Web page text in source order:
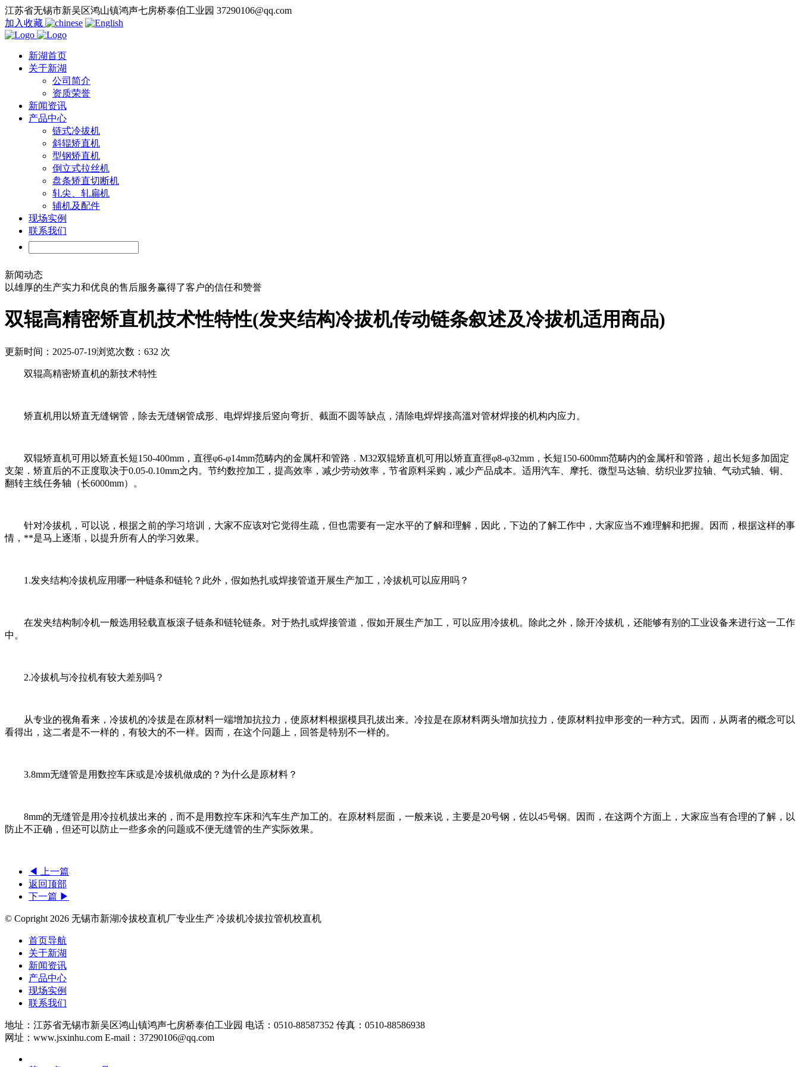
江苏省无锡市新吴区鸿山镇鸿声七房桥泰伯工业园 37290106@qq.com
加入收藏
新湖首页
关于新湖
公司简介
资质荣誉
新闻资讯
产品中心
链式冷拔机
斜辊矫直机
型钢矫直机
倒立式拉丝机
盘条矫直切断机
轧尖、轧扁机
辅机及配件
现场实例
联系我们
新闻动态
以雄厚的生产实力和优良的售后服务赢得了客户的信任和赞誉
双辊高精密矫直机技术性特性(发夹结构冷拔机传动链条叙述及冷拔机适用商品)
更新时间：2025-07-19浏览次数：632 次
双辊高精密矫直机的新技术特性
矫直机用以矫直无缝钢管，除去无缝钢管成形、电焊焊接后竖向弯折、截面不圆等缺点，清除电焊焊接高溫对管材焊接的机构内应力。
双辊矫直机可用以矫直长短150-400mm，直徑φ6-φ14mm范畴内的金属杆和管路．M32双辊矫直机可用以矫直直徑φ8-φ32mm，长短150-600mm范畴内的金属杆和管路，超出长短多加固定
支架．矫直后的不正度取决于0.05-0.10mm之内。节约数控加工，提高效率，减少劳动效率，节省原料采购，减少产品成本。适用汽车、摩托、微型马达轴、纺织业罗拉轴、气动式轴、铜、
翻转主线任务轴（长6000mm）。
针对冷拔机，可以说，根据之前的学习培训，大家不应该对它觉得生疏，但也需要有一定水平的了解和理解，因此，下边的了解工作中，大家应当不难理解和把握。因而，根据这样的事
情，**是马上逐渐，以提升所有人的学习效果。
1.发夹结构冷拔机应用哪一种链条和链轮？此外，假如热扎或焊接管道开展生产加工，冷拔机可以应用吗？
在发夹结构制冷机一般选用轻载直板滚子链条和链轮链条。对于热扎或焊接管道，假如开展生产加工，可以应用冷拔机。除此之外，除开冷拔机，还能够有别的工业设备来进行这一工作
中。
2.冷拔机与冷拉机有较大差别吗？
从专业的视角看来，冷拔机的冷拔是在原材料一端增加抗拉力，使原材料根据模貝孔拔出来。冷拉是在原材料两头增加抗拉力，使原材料拉申形变的一种方式。因而，从两者的概念可以
看得出，这二者是不一样的，有较大的不一样。因而，在这个问题上，回答是特别不一样的。
3.8mm无缝管是用数控车床或是冷拔机做成的？为什么是原材料？
8mm的无缝管是用冷拉机拔出来的，而不是用数控车床和汽车生产加工的。在原材料层面，一般来说，主要是20号钢，佐以45号钢。因而，在这两个方面上，大家应当有合理的了解，以
防止不正确，但还可以防止一些多余的问题或不便无缝管的生产实际效果。
◀ 上一篇
返回顶部
下一篇 ▶
© Copright 2026 无锡市新湖冷拔校直机厂专业生产 冷拔机冷拔拉管机校直机
首页导航
关于新湖
新闻资讯
产品中心
现场实例
联系我们
地址：江苏省无锡市新吴区鸿山镇鸿声七房桥泰伯工业园 电话：0510-88587352 传真：0510-88586938
网址：www.jsxinhu.com E-mail：37290106@qq.com